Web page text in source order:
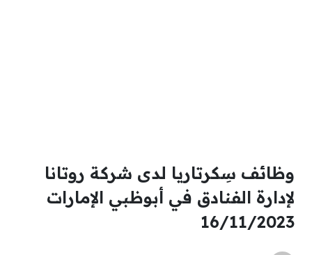
وظائف سِكرتاريا لدى شركة روتانا
لإدارة الفنادق في أبوظبي الإمارات
16/11/2023